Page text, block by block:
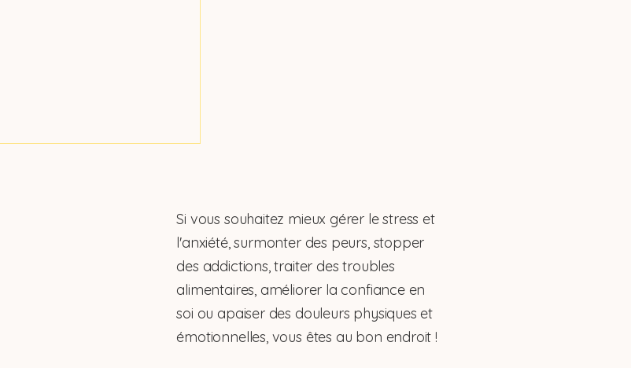
anxiété - Et si vous pouviez
Si vous souhaitez mieux gérer le stress et
l'anxiété, surmonter des peurs, stopper
des addictions, traiter des troubles
alimentaires, améliorer la confiance en
soi ou apaiser des douleurs physiques et
émotionnelles, vous êtes au bon endroit !